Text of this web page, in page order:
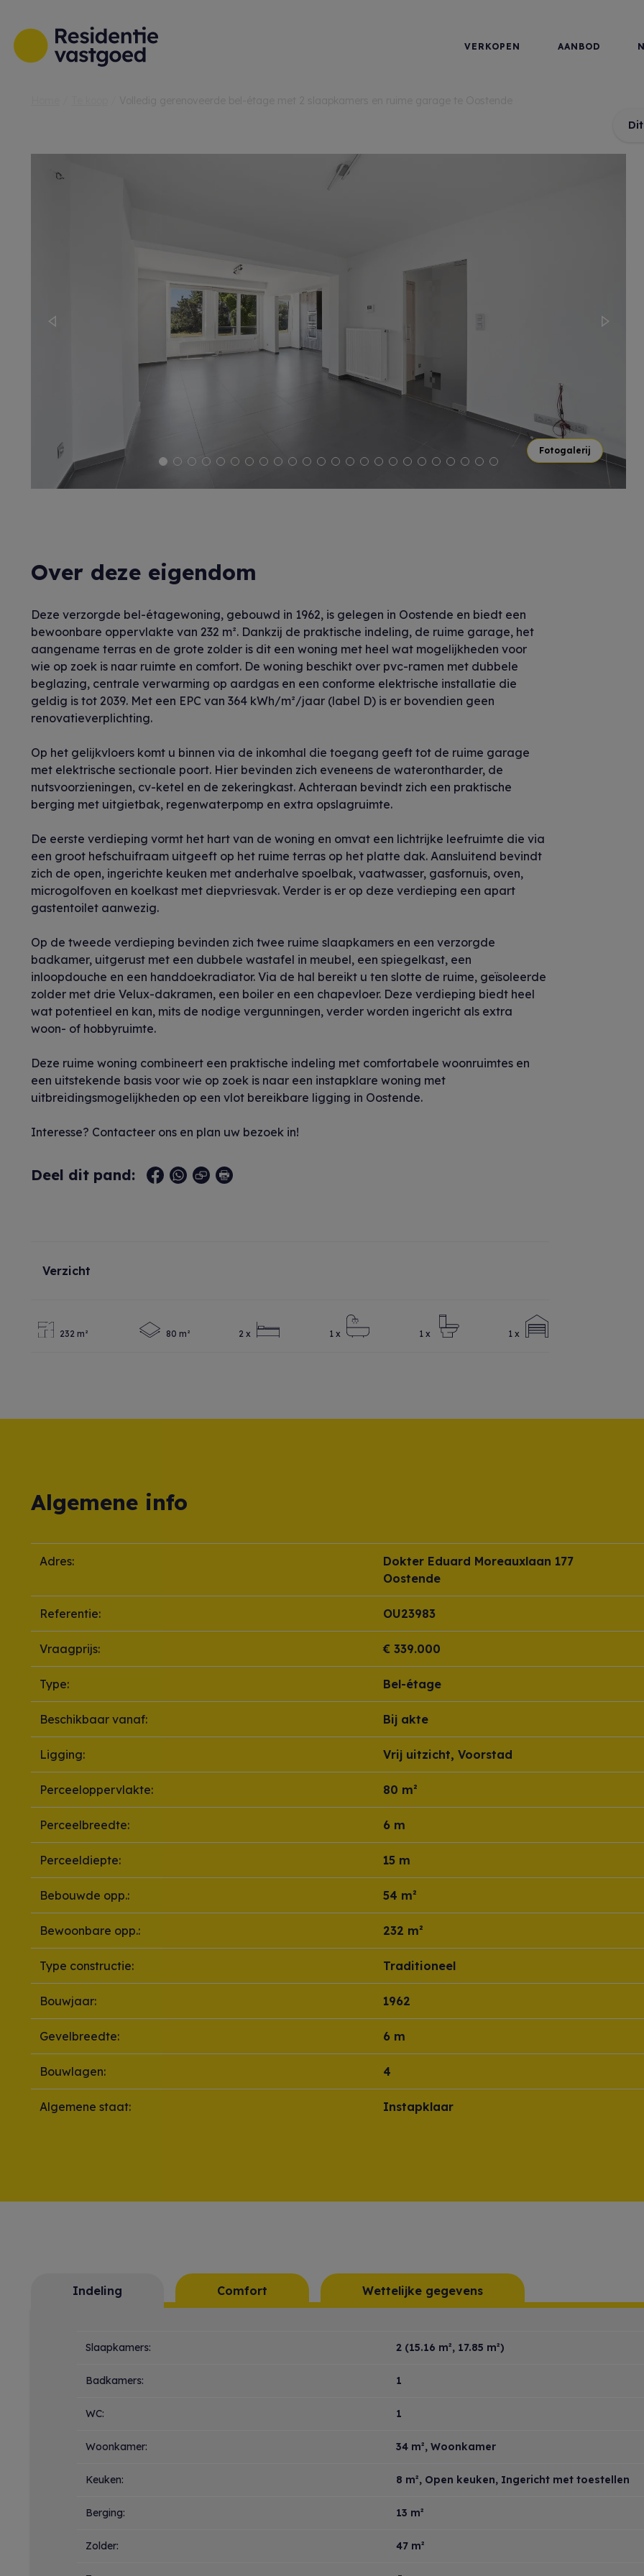
VERKOPEN AANBOD
Previous Next
Fotogalerij
Over deze eigendom
Deze verzorgde bel-étagewoning, gebouwd in 1962, is gelegen in Oostende en biedt een
bewoonbare oppervlakte van 232 m². Dankzij de praktische indeling, de ruime garage, het
aangename terras en de grote zolder is dit een woning met heel wat mogelijkheden voor
wie op zoek is naar ruimte en comfort. De woning beschikt over pvc-ramen met dubbele
beglazing, centrale verwarming op aardgas en een conforme elektrische installatie die
geldig is tot 2039. Met een EPC van 364 kWh/m²/jaar (label D) is er bovendien geen
renovatieverplichting.
Op het gelijkvloers komt u binnen via de inkomhal die toegang geeft tot de ruime garage
met elektrische sectionale poort. Hier bevinden zich eveneens de waterontharder, de
nutsvoorzieningen, cv-ketel en de zekeringkast. Achteraan bevindt zich een praktische
berging met uitgietbak, regenwaterpomp en extra opslagruimte.
De eerste verdieping vormt het hart van de woning en omvat een lichtrijke leefruimte die via
een groot hefschuifraam uitgeeft op het ruime terras op het platte dak. Aansluitend bevindt
zich de open, ingerichte keuken met anderhalve spoelbak, vaatwasser, gasfornuis, oven,
microgolfoven en koelkast met diepvriesvak. Verder is er op deze verdieping een apart
gastentoilet aanwezig.
Op de tweede verdieping bevinden zich twee ruime slaapkamers en een verzorgde
badkamer, uitgerust met een dubbele wastafel in meubel, een spiegelkast, een
inloopdouche en een handdoekradiator. Via de hal bereikt u ten slotte de ruime, geïsoleerde
zolder met drie Velux-dakramen, een boiler en een chapevloer. Deze verdieping biedt heel
wat potentieel en kan, mits de nodige vergunningen, verder worden ingericht als extra
woon- of hobbyruimte.
Deze ruime woning combineert een praktische indeling met comfortabele woonruimtes en
een uitstekende basis voor wie op zoek is naar een instapklare woning met
uitbreidingsmogelijkheden op een vlot bereikbare ligging in Oostende.
Interesse? Contacteer ons en plan uw bezoek in!
Deel dit pand:
Verzicht
232 m² 80 m² 2 x 1 x 1 x 1 x
Algemene info
Adres:
Dokter Eduard Moreauxlaan 177
Oostende
Referentie: OU23983
Vraagprijs: € 339.000
Type: Bel-étage
Beschikbaar vanaf: Bij akte
Ligging: Vrij uitzicht, Voorstad
Perceeloppervlakte: 80 m²
Perceelbreedte: 6 m
Perceeldiepte: 15 m
Bebouwde opp.: 54 m²
Bewoonbare opp.: 232 m²
Type constructie: Traditioneel
Bouwjaar: 1962
Gevelbreedte: 6 m
Bouwlagen: 4
Algemene staat: Instapklaar
Indeling Comfort Wettelijke gegevens
Slaapkamers: 2 (15.16 m², 17.85 m²)
Badkamers: 1
WC: 1
Woonkamer: 34 m², Woonkamer
Keuken: 8 m², Open keuken, Ingericht met toestellen
Berging: 13 m²
Zolder: 47 m²